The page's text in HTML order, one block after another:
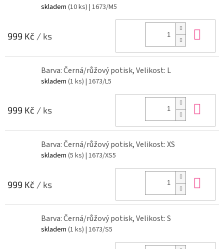
skladem (10 ks) | 1673/M5
999 Kč / ks
Barva: Černá/růžový potisk, Velikost: L
skladem (1 ks) | 1673/L5
999 Kč / ks
Barva: Černá/růžový potisk, Velikost: XS
skladem (5 ks) | 1673/XS5
999 Kč / ks
Barva: Černá/růžový potisk, Velikost: S
skladem (1 ks) | 1673/S5